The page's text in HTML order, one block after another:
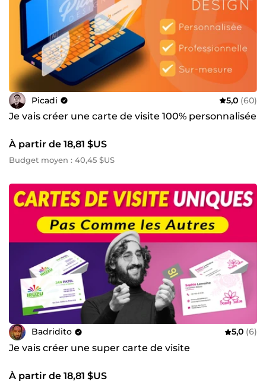
Picadi 5,0 (60)
Je vais créer une carte de visite 100% personnalisée
À partir de 18,81 $US
Budget moyen : 40,45 $US
Badridito 5,0 (6)
Je vais créer une super carte de visite
À partir de 18,81 $US